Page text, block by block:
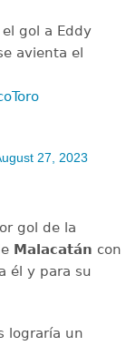
gol a Eddy
avienta el
27, 2023
gol de la
Malacatán con
él y para su
lograría un